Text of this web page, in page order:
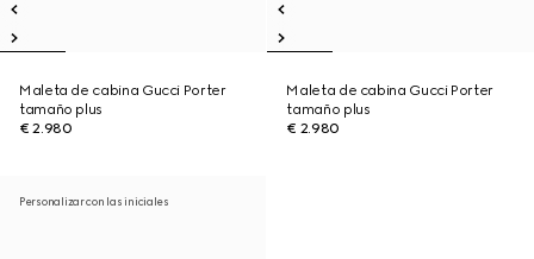
Maleta de cabina Gucci Porter
tamaño plus
€ 2.980
Maleta de cabina Gucci Porter
tamaño plus
€ 2.980
Personalizar con las iniciales